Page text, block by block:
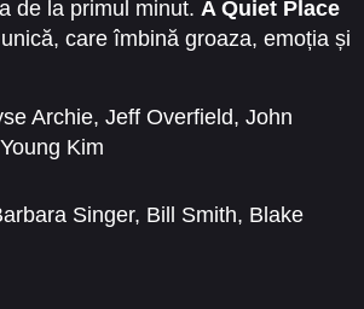
de la primul minut. A Quiet Place
care îmbină groaza, emoția și
Archie, Jeff Overfield, John
Kim
Singer, Bill Smith, Blake